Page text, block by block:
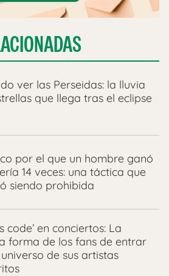
ver las Perseidas: la lluvia
que llega tras el eclipse
por el que un hombre ganó
14 veces: una táctica que
siendo prohibida
code’ en conciertos: La
forma de los fans de entrar
de sus artistas